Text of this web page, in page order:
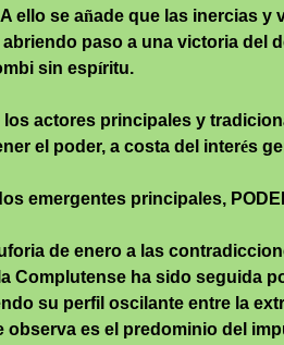
ello se añade que las inercias y
paso a una victoria del
sin espíritu.
actores principales y
el poder, a costa del interés
emergentes principales,
de enero a las
Complutense ha sido seguida
su perfil oscilante entre la
observa es el predominio del